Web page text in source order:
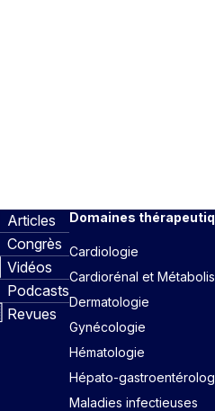
Articles
Congrès
Vidéos
Podcasts
Revues
Domaines
Cardiologie
Cardiorénal et
Dermatologie
Gynécologie
Hématologie
Hépato-
Maladies infectieuses